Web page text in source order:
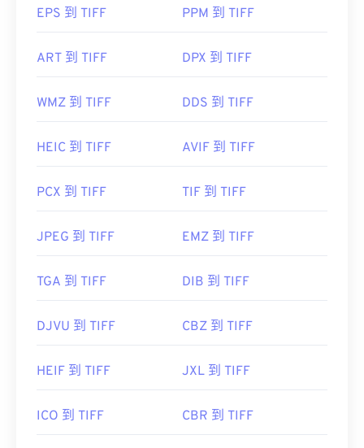
开和处理 TIFF 文件。
开发者： Aldus Corporation ，现为 Adob​​e Inc.
首次发行：
https://www.adobe.com/creativecloud/file-
https://www.file-extensions.org/tiff-file-extension
EPS 到 TIFF PPM 到 TIFF
ART 到 TIFF DPX 到 TIFF
WMZ 到 TIFF DDS 到 TIFF
HEIC 到 TIFF AVIF 到 TIFF
PCX 到 TIFF TIF 到 TIFF
JPEG 到 TIFF EMZ 到 TIFF
TGA 到 TIFF DIB 到 TIFF
DJVU 到 TIFF CBZ 到 TIFF
HEIF 到 TIFF JXL 到 TIFF
ICO 到 TIFF CBR 到 TIFF